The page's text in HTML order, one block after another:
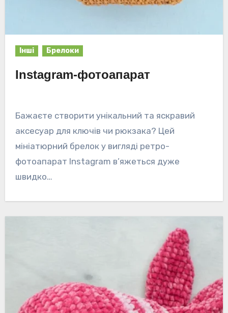
Інші Брелоки
Instagram-фотоапарат
Бажаєте створити унікальний та яскравий
аксесуар для ключів чи рюкзака? Цей
мініатюрний брелок у вигляді ретро-
фотоапарат Instagram в’яжеться дуже
швидко…